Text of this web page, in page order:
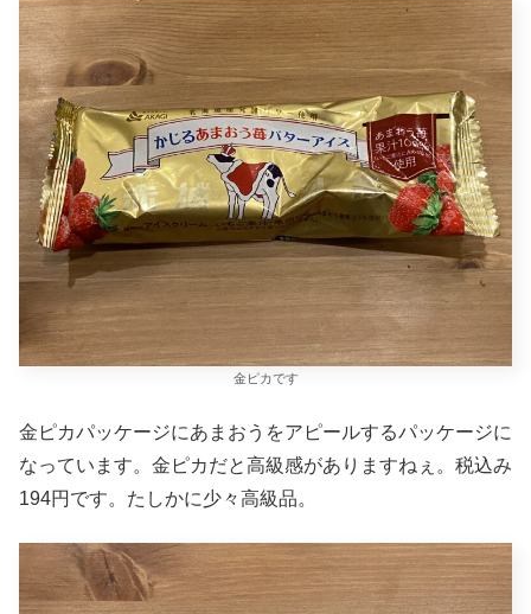
金ピカです
金ピカパッケージにあまおうをアピールするパッケージに
なっています。金ピカだと高級感がありますねぇ。税込み
194円です。たしかに少々高級品。